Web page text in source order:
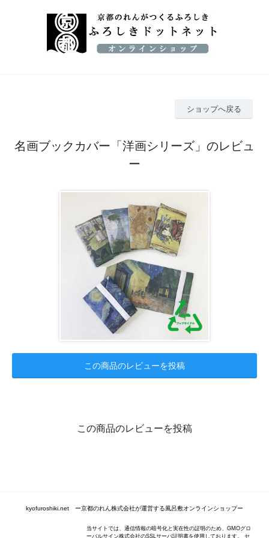
ショップへ戻る
名画ブックカバー「洋画シリーズ」のレビュ
ー
この商品のレビューを投稿
この商品のレビューを投稿
kyofuroshiki.net ー京都のれん株式会社が運営する風呂敷オンラインショップー
当サイトでは、通信情報の暗号化と実在性の証明のため、GMOグロ
ーバルサイン株式会社のSSLサーバ証明書を使用しております。 セ